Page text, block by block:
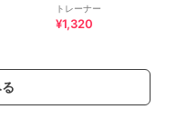
トレーナー
¥1,320